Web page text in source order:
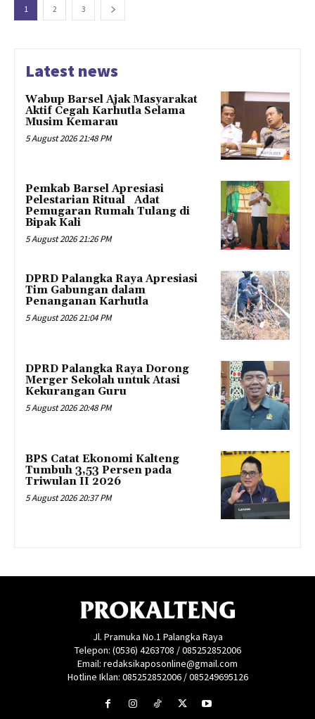
1 2 3
Latest news
Wabup Barsel Ajak Masyarakat
Aktif Cegah Karhutla Selama
Musim Kemarau
5 August 2026 21:48 PM
Pemkab Barsel Apresiasi
Pelestarian Ritual Adat
Pemugaran Rumah Tulang di
Bipak Kali
5 August 2026 21:26 PM
DPRD Palangka Raya Apresiasi
Tim Gabungan dalam
Penanganan Karhutla
5 August 2026 21:04 PM
DPRD Palangka Raya Dorong
Merger Sekolah untuk Atasi
Kekurangan Guru
5 August 2026 20:48 PM
BPS Catat Ekonomi Kalteng
Tumbuh 3,53 Persen pada
Triwulan II 2026
5 August 2026 20:37 PM
PROKALTENG
Jl. Pramuka No.1 Palangka Raya
Telepon: (0536) 4263708 / 085252852006
Email: redaksikaposonline@gmail.com
Hotline Iklan: 085252852006 / 085249695126